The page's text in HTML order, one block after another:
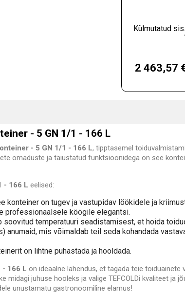
Külmutatud
2 463,57
- 5 GN 1/1 - 166 L
- 5 GN 1/1 - 166 L, tipptasemel
omaduste ja täiustatud funktsioonidega on see
- 166 L eelised:
konteiner on tugev ja vastupidav löökidele ja
professionaalsele köögile elegantsi.
temperatuuri seadistamisest, et hoida
anumaid, mis võimaldab teil seda kohandada
on lihtne puhastada ja hooldada.
- 166 L on ideaalne lahendus, et tagada teie toiduainete
juhuse hooleks ja valige TEFCOLDi kvaliteet ja
unustamatu gastronoomiline elamus!